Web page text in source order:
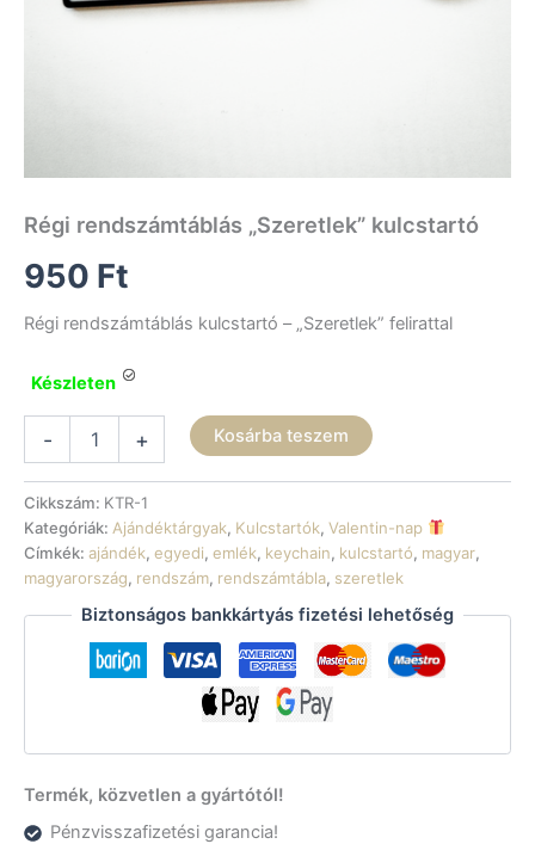
Régi rendszámtáblás „Szeretlek” kulcstartó
950 Ft
Régi rendszámtáblás kulcstartó – „Szeretlek” felirattal
Készleten
-
rendszámtáblás
kulcstartó
mennyiség
+ Kosárba teszem
Cikkszám: KTR-1
Kategóriák: Ajándéktárgyak, Kulcstartók, Valentin-nap
Címkék: ajándék, egyedi, emlék, keychain, kulcstartó, magyar,
magyarország, rendszám, rendszámtábla, szeretlek
Biztonságos bankkártyás fizetési lehetőség
Termék, közvetlen a gyártótól!
Pénzvisszafizetési garancia!